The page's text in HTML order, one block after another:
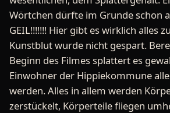
Wörtchen dürfte im Grunde schon
GEIL!!!!!!! Hier gibt es wirklich alles
Kunstblut wurde nicht gespart.
Beginn des Filmes splattert es
Einwohner der Hippiekommune
werden. Alles in allem werden
zerstückelt, Körperteile fliegen